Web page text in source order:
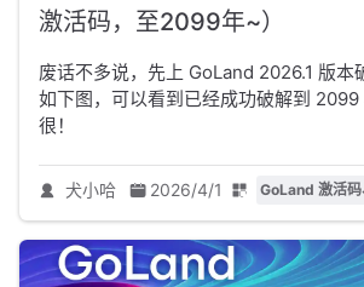
激活码，至2099年~）
废话不多说，先上 GoLand 2026.1 版本
如下图，可以看到已经成功破解到 2099
很！
犬小哈 2026/4/1 GoLand 激活